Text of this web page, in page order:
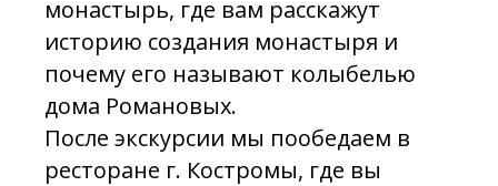
монастырь, где вам расскажут
историю создания монастыря и
почему его называют колыбелью
дома Романовых.
После экскурсии мы пообедаем в
ресторане г. Костромы, где вы